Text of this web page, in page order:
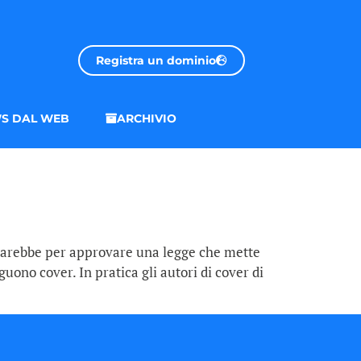
Registra un dominio
DAL WEB ARCHIVIO
per approvare una legge che mette
cover. In pratica gli autori di cover di